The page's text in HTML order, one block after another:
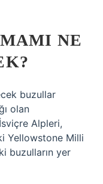
NE
buzullar
olan
Alpleri,
Yellowstone Milli
buzulların yer